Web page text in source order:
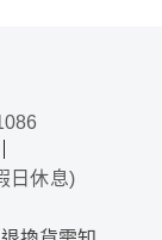
日休息)